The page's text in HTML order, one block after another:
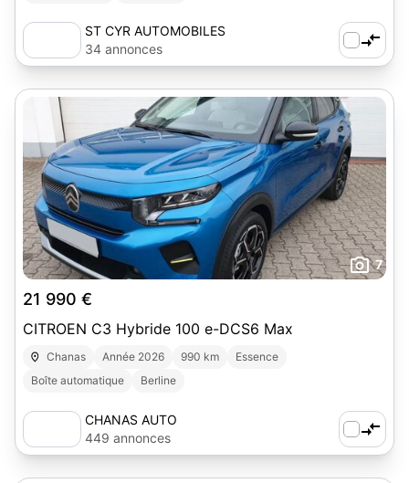
ST CYR AUTOMOBILES
34 annonces
7
21 990 €
CITROEN C3 Hybride 100 e-DCS6 Max
Chanas Année 2026 990 km
Essence
Boîte automatique
Berline
CHANAS AUTO
449 annonces